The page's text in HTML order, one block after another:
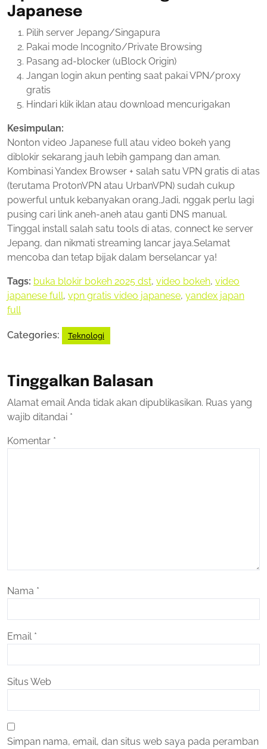
Japanese
Pilih server Jepang/Singapura
Pakai mode Incognito/Private Browsing
Pasang ad-blocker (uBlock Origin)
Jangan login akun penting saat pakai VPN/proxy
gratis
Hindari klik iklan atau download mencurigakan
Kesimpulan:
Nonton video Japanese full atau video bokeh yang
diblokir sekarang jauh lebih gampang dan aman.
Kombinasi Yandex Browser + salah satu VPN gratis di atas
(terutama ProtonVPN atau UrbanVPN) sudah cukup
powerful untuk kebanyakan orang.Jadi, nggak perlu lagi
pusing cari link aneh-aneh atau ganti DNS manual.
Tinggal install salah satu tools di atas, connect ke server
Jepang, dan nikmati streaming lancar jaya.Selamat
mencoba dan tetap bijak dalam berselancar ya!
Tags: buka blokir bokeh 2025 dst, video bokeh, video
japanese full, vpn gratis video japanese, yandex japan
full
Categories: Teknologi
Tinggalkan Balasan
Alamat email Anda tidak akan dipublikasikan. Ruas yang
wajib ditandai *
Komentar *
Nama *
Email *
Situs Web
Simpan nama, email, dan situs web saya pada peramban